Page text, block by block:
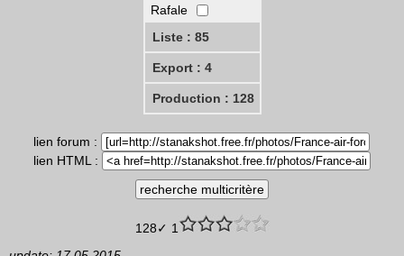
Rafale
Liste : 85
Export : 4
Production : 128
lien forum :
lien HTML :
128✓ 1